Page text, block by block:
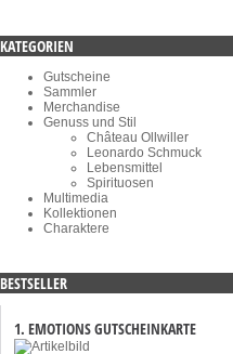
KATEGORIEN
Gutscheine
Sammler
Merchandise
Genuss und Stil
Château Ollwiller
Leonardo Schmuck
Lebensmittel
Spirituosen
Multimedia
Kollektionen
Charaktere
BESTSELLER
1. EMOTIONS GUTSCHEINKARTE